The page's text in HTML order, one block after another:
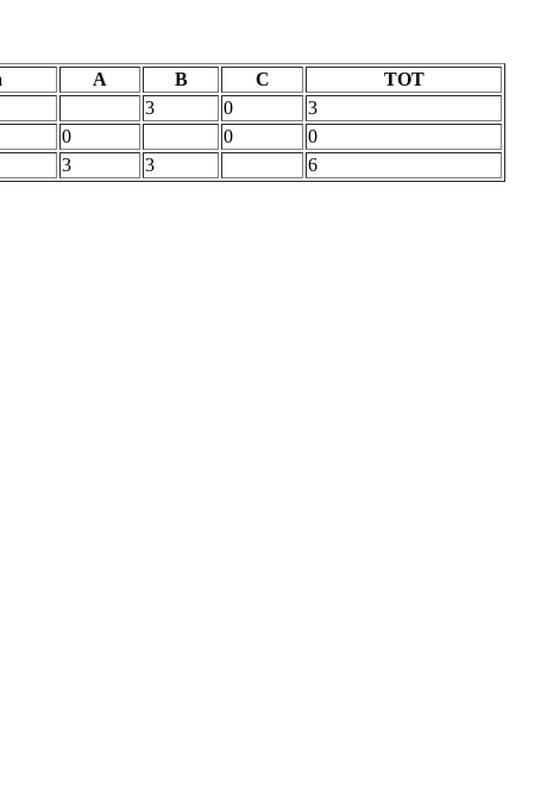
A B C
TOT
3 0
3
0 0
0
3 3
6